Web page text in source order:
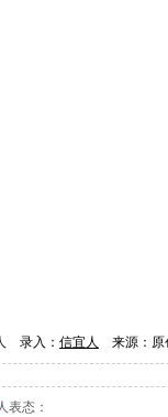
录入： 信宜人 来源：
表态：